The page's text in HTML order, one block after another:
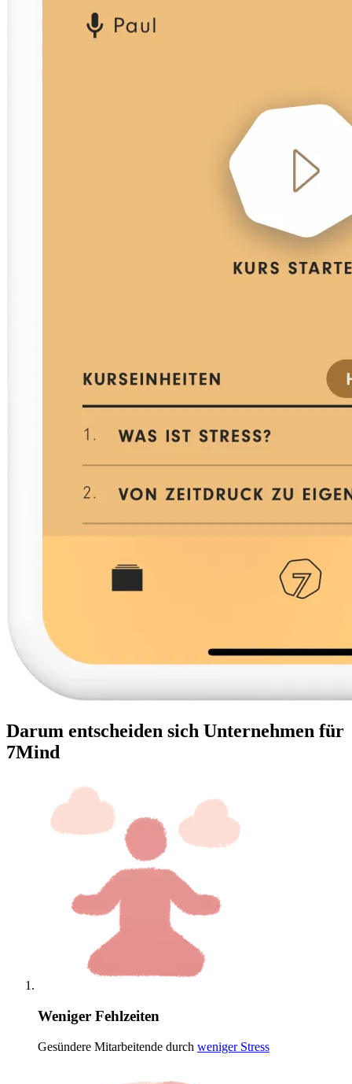
Darum entscheiden sich Unternehmen für
7Mind
Weniger Fehlzeiten
Gesündere Mitarbeitende durch weniger Stress